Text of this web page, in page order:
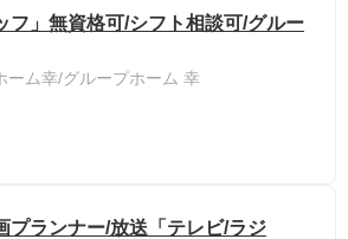
フ」無資格可/シフト相談可/グルー
ーム幸/グループホーム 幸
プランナー/放送「テレビ/ラジ